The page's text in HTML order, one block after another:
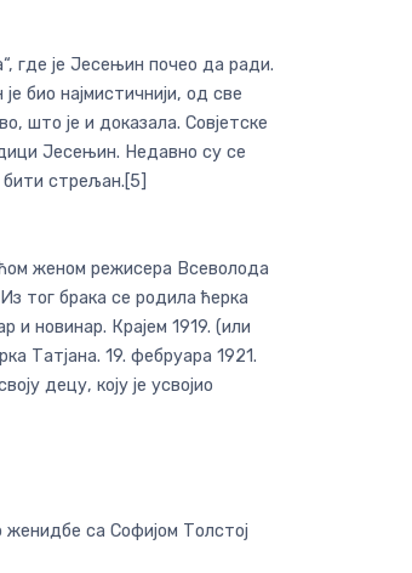
где је Јесењин почео да ради.
био најмистичнији, од све
што је и доказала. Совјетске
Јесењин. Недавно су се
бити стрељан.[5]
женом режисера Всеволода
тог брака се родила ћерка
новинар. Крајем 1919. (или
Татјана. 19. фебруара 1921.
децу, коју је усвојио
са Софијом Толстој